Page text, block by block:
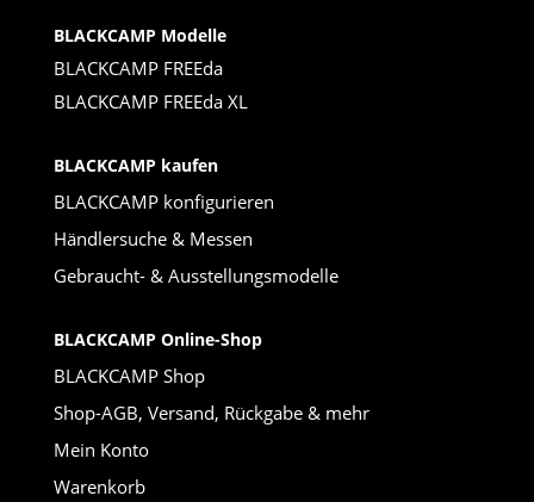
BLACKCAMP Modelle
BLACKCAMP FREEda
BLACKCAMP FREEda XL
BLACKCAMP kaufen
BLACKCAMP konfigurieren
Händlersuche & Messen
Gebraucht- & Ausstellungsmodelle
BLACKCAMP Online-Shop
BLACKCAMP Shop
Shop-AGB, Versand, Rückgabe & mehr
Mein Konto
Warenkorb